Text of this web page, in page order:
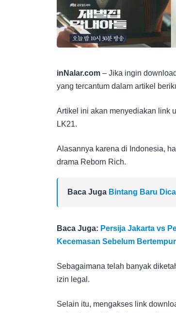
inNalar.com – Jika ingin
yang tercantum dalam artikel
Artikel ini akan menyediakan link
LK21.
Alasannya karena di Indonesia,
drama Reborn Rich.
Baca Juga Bintang Baru
Baca Juga: Persija Jakarta vs
Kecemasan Sebelum Bertempur
Sebagaimana telah banyak
izin legal.
Selain itu, mengakses link